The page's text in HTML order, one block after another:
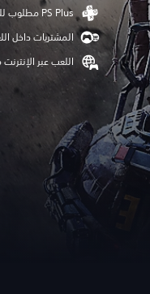
المشتريات داخل
اللعب عبر